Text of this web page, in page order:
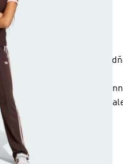
štýlom.
pohodlie počas celého
voľbou na
obľúbenými džínsami
štýlový ležérny vzhľad.